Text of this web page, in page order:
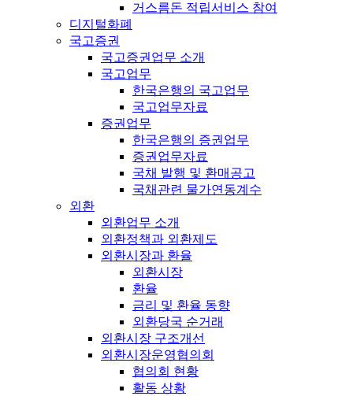
거스름돈 적립서비스 참여
디지털화폐
국고증권
국고증권업무 소개
국고업무
한국은행의 국고업무
국고업무자료
증권업무
한국은행의 증권업무
증권업무자료
국채 발행 및 환매공고
국채관련 물가연동계수
외환
외환업무 소개
외환정책과 외환제도
외환시장과 환율
외환시장
환율
금리 및 환율 동향
외환당국 순거래
외환시장 구조개선
외환시장운영협의회
협의회 현황
활동 상황